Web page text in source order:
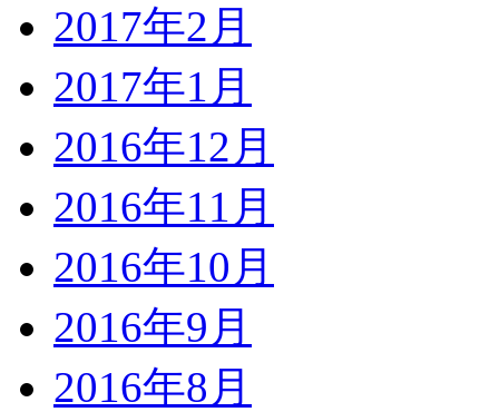
2017年2月
2017年1月
2016年12月
2016年11月
2016年10月
2016年9月
2016年8月